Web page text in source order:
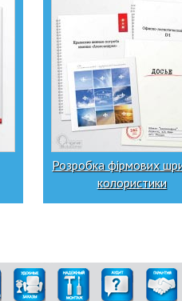
Розробка фірмових
колористики